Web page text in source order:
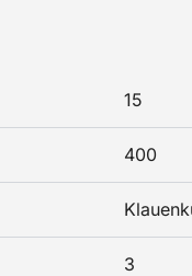
15
400
3